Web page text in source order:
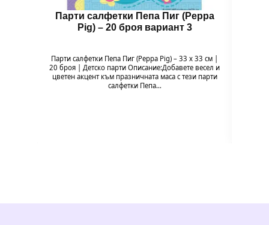
Парти салфетки Пепа Пиг (Peppa
Pig) – 20 броя вариант 3
Парти салфетки Пепа Пиг (Peppa Pig) – 33 x 33 см |
20 броя | Детско парти Описание:Добавете весел и
цветен акцент към празничната маса с тези парти
салфетки Пепа…